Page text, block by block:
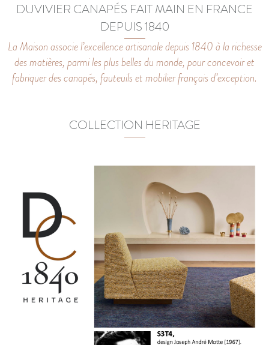
DUVIVIER CANAPÉS FAIT MAIN EN FRANCE
DEPUIS 1840
La Maison associe l’excellence artisanale depuis 1840 à la richesse
des matières, parmi les plus belles du monde, pour concevoir et
fabriquer des canapés, fauteuils et mobilier français d’exception.
COLLECTION HERITAGE